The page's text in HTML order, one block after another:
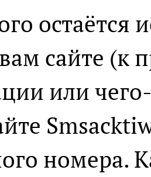
остаётся
сайте (к
или
номера.